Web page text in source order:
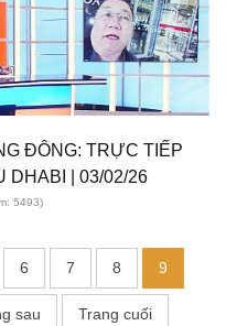
ĐÔNG: TRỰC TIẾP
DHABI | 03/02/26
5493)
6 7 8 9
sau Trang cuối